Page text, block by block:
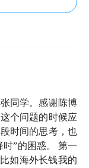
同学。感谢陈博
个问题的时候应
时间的思考，也
”的困惑。 第一
如海外长钱我的